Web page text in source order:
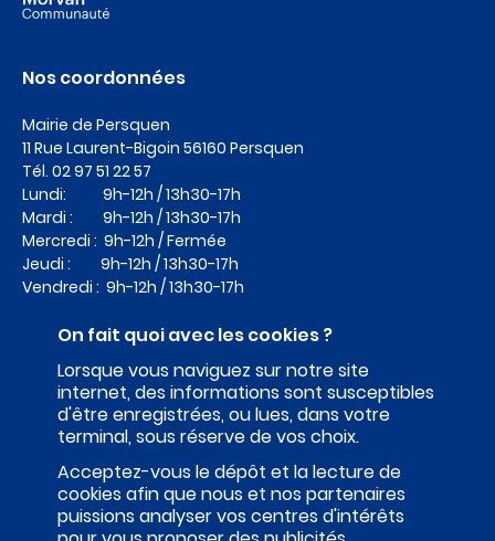
On fait quoi avec les cookies ?
Lorsque vous naviguez sur notre site
internet, des informations sont susceptibles
d'être enregistrées, ou lues, dans votre
terminal, sous réserve de vos choix.
Acceptez-vous le dépôt et la lecture de
cookies afin que nous et nos partenaires
puissions analyser vos centres d'intérêts
Nos coordonnées
Mairie de Persquen
11 Rue Laurent-Bigoin 56160 Persquen
Tél. 02 97 51 22 57
Lundi: 9h-12h / 13h30-17h
Mardi : 9h-12h / 13h30-17h
Mercredi : 9h-12h / Fermée
Jeudi : 9h-12h / 13h30-17h
Vendredi : 9h-12h / 13h30-17h